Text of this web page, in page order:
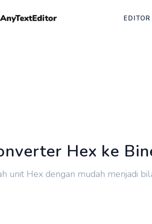
EDITOR
Hex ke
unit Hex dengan mudah menjadi